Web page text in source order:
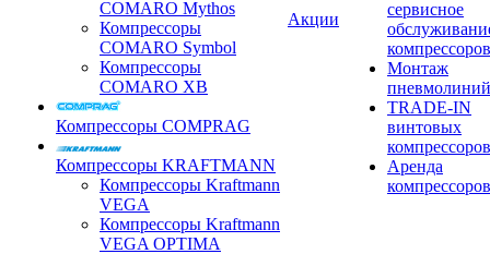
COMARO Mythos
Компрессоры
COMARO Symbol
Компрессоры
COMARO XB
Компрессоры COMPRAG
Компрессоры KRAFTMANN
Компрессоры Kraftmann
VEGA
Компрессоры Kraftmann
VEGA OPTIMA
Акции
сервисное
компрессоров
Монтаж
пневмолиний
TRADE-IN
винтовых
компрессоров
Аренда
компрессоров